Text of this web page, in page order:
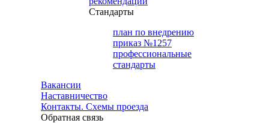
Cтандарты
план по внедрению
приказ №1257
профессиональные
стандарты
Вакансии
Наставничество
Контакты. Схемы проезда
Обратная связь